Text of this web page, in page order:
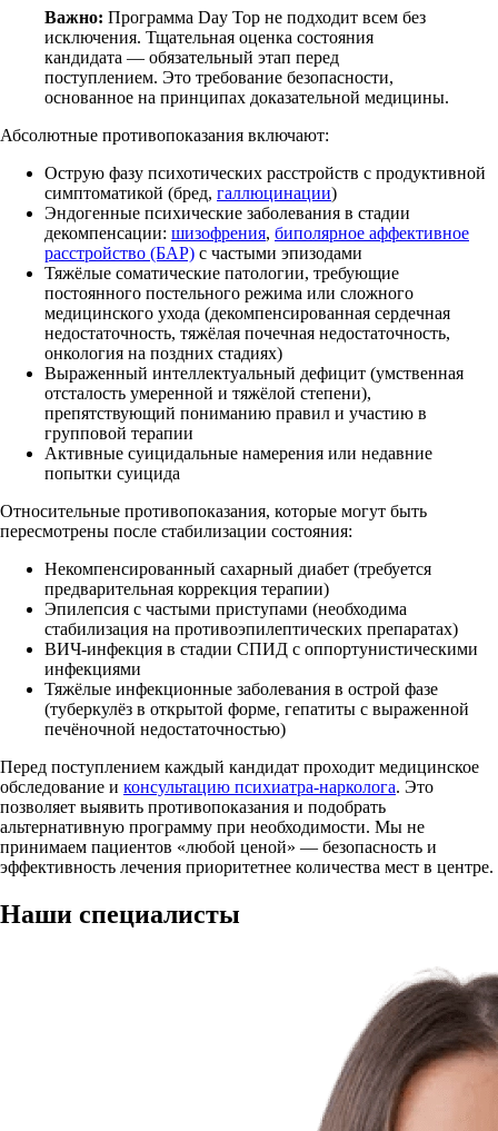
Важно: Программа Day Top не подходит всем без
исключения. Тщательная оценка состояния
кандидата — обязательный этап перед
поступлением. Это требование безопасности,
основанное на принципах доказательной медицины.
Абсолютные противопоказания включают:
Острую фазу психотических расстройств с продуктивной
симптоматикой (бред, галлюцинации)
Эндогенные психические заболевания в стадии
декомпенсации: шизофрения, биполярное аффективное
расстройство (БАР) с частыми эпизодами
Тяжёлые соматические патологии, требующие
постоянного постельного режима или сложного
медицинского ухода (декомпенсированная сердечная
недостаточность, тяжёлая почечная недостаточность,
онкология на поздних стадиях)
Выраженный интеллектуальный дефицит (умственная
отсталость умеренной и тяжёлой степени),
препятствующий пониманию правил и участию в
групповой терапии
Активные суицидальные намерения или недавние
попытки суицида
Относительные противопоказания, которые могут быть
пересмотрены после стабилизации состояния:
Некомпенсированный сахарный диабет (требуется
предварительная коррекция терапии)
Эпилепсия с частыми приступами (необходима
стабилизация на противоэпилептических препаратах)
ВИЧ-инфекция в стадии СПИД с оппортунистическими
инфекциями
Тяжёлые инфекционные заболевания в острой фазе
(туберкулёз в открытой форме, гепатиты с выраженной
печёночной недостаточностью)
Перед поступлением каждый кандидат проходит медицинское
обследование и консультацию психиатра-нарколога. Это
позволяет выявить противопоказания и подобрать
альтернативную программу при необходимости. Мы не
принимаем пациентов «любой ценой» — безопасность и
эффективность лечения приоритетнее количества мест в центре.
Наши специалисты